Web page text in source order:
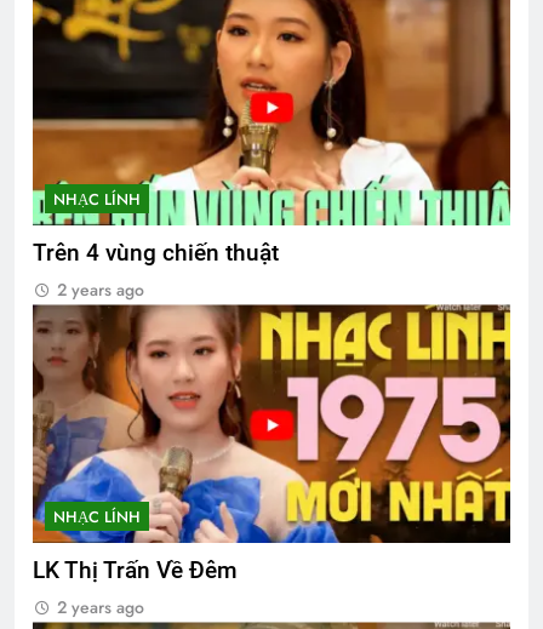
NHẠC LÍNH
Trên 4 vùng chiến thuật
2 years ago
NHẠC LÍNH
LK Thị Trấn Về Đêm
2 years ago